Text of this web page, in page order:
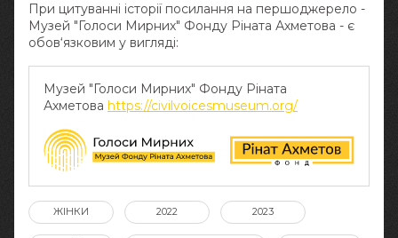
При цитуванні історії посилання на першоджерело -
Музей "Голоси Мирних" Фонду Ріната Ахметова - є
обов‘язковим у вигляді:
Музей "Голоси Мирних" Фонду Ріната
Ахметова https://civilvoicesmuseum.org/
ЖІНКИ 2022 2023